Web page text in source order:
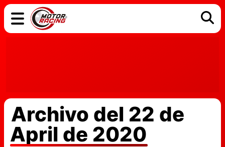
Archivo del 22 de
April de 2020